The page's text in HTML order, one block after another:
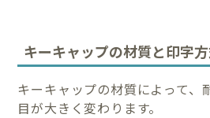
キーキャップの材質と印字
キーキャップの材質によって、
目が大きく変わります。